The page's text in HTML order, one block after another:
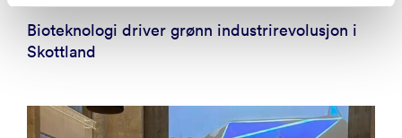
Bioteknologi driver grønn industrirevolusjon i
Skottland